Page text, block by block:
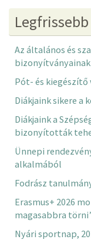
Legfrissebb
Az általános és
Pót- és kiegészítő
Diákjaink sikere a
Diákjaink a
bizonyították
Ünnepi
alkalmából
Fodrász
Erasmus+ 2026
magasabbra
Nyári sportnap,